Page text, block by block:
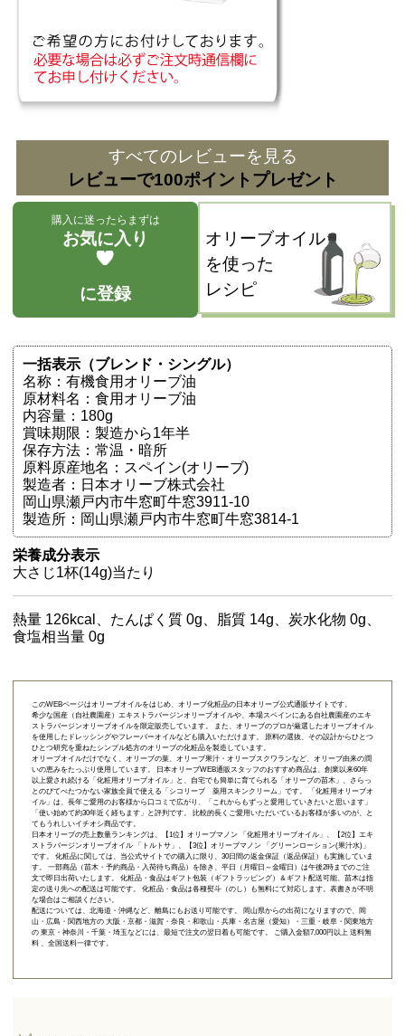
すべてのレビューを見る
レビューで100ポイントプレゼント
購入に迷ったらまずは
お気に入り
に登録
オリーブオイル
を使った
レシピ
一括表示（ブレンド・シングル）
名称：有機食用オリーブ油
原材料名：食用オリーブ油
内容量：180g
賞味期限：製造から1年半
保存方法：常温・暗所
原料原産地名：スペイン(オリーブ)
製造者：日本オリーブ株式会社
岡山県瀬戸内市牛窓町牛窓3911-10
製造所：岡山県瀬戸内市牛窓町牛窓3814-1
栄養成分表示
大さじ1杯(14g)当たり
熱量 126kcal、たんぱく質 0g、脂質 14g、炭水化物 0g、
食塩相当量 0g
このWEBページはオリーブオイルをはじめ、オリーブ化粧品の日本オリーブ公式通販サイトです。
希少な国産（自社農園産）エキストラバージンオリーブオイルや、本場スペインにある自社農園産のエキ
ストラバージンオリーブオイルを限定販売しています。 また、オリーブのプロが厳選したオリーブオイル
を使用したドレッシングやフレーバーオイルなども購入いただけます。 原料の選抜、その設計からひとつ
ひとつ研究を重ねたシンプル処方のオリーブの化粧品を製造しています。
オリーブオイルだけでなく、オリーブの葉、オリーブ果汁・オリーブスクワランなど、オリーブ由来の潤
いの恵みをたっぷり使用しています。 日本オリーブWEB通販スタッフのおすすめ商品は、創業以来60年
以上愛され続ける「 化粧用オリーブオイル 」と、自宅でも簡単に育てられる「 オリーブの苗木 」、さらっ
とのびてべたつかない家族全員で使える「 シコリーブ 薬用スキンクリーム 」です。 「化粧用オリーブオ
イル」は、長年ご愛用のお客様から口コミで広がり、「これからもずっと愛用していきたいと思います」
「使い始めて約30年近く経ちます」と評判です。 比較的長くご愛用いただいているお客様が多いのが、と
てもうれしいイチオシ商品です。
日本オリーブの売上数量ランキングは、【1位】オリーブマノン 「 化粧用オリーブオイル 」、【2位】
エキ
ストラバージンオリーブオイル 「トルトサ」
、【3位】 オリーブマノン 「グリーンローション(果汁水)」
です。 化粧品に関しては、当公式サイトでの購入に限り、 30日間の返金保証（返品保証）
も実施していま
す。 一部商品（苗木・予約商品・入荷待ち商品）を除き、平日（月曜日～金曜日）は午後2時までのご注
文で即日出荷いたします。 化粧品・食品はギフト包装（ギフトラッピング）＆ギフト配送可能、苗木は指
定の送り先への配送は可能です。 化粧品・食品は各種熨斗（のし）も無料にて対応します。表書きが不明
な場合はご相談ください。
配送については、北海道・沖縄など、離島にもお送り可能です。 岡山県からの出荷になりますので、岡
山・広島・関西地方の 大阪・京都・滋賀・奈良・和歌山・兵庫・名古屋（愛知）・三重・岐阜・関東地方
の 東京・神奈川・千葉・埼玉などには、最短で注文の翌日着も可能です。 ご購入金額7,000円以上 送料無
料 、全国送料一律です。